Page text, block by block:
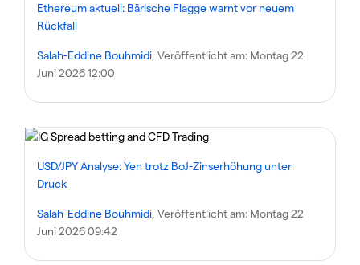
Ethereum aktuell: Bärische Flagge warnt vor neuem
Rückfall
Salah-Eddine Bouhmidi , Veröffentlicht am: Montag 22
Juni 2026 12:00
USD/JPY Analyse: Yen trotz BoJ-Zinserhöhung unter
Druck
Salah-Eddine Bouhmidi , Veröffentlicht am: Montag 22
Juni 2026 09:42